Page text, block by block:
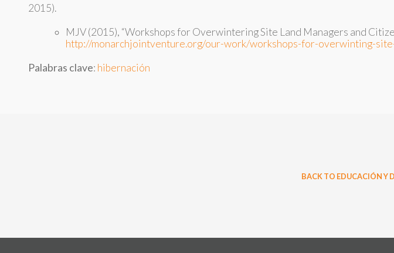
2015).
MJV (2015), “Workshops for Overwintering Site Land Managers and
http://monarchjointventure.org/our-work/workshops-for-overwinting-
Palabras clave: hibernación
BACK TO EDUCACIÓN Y